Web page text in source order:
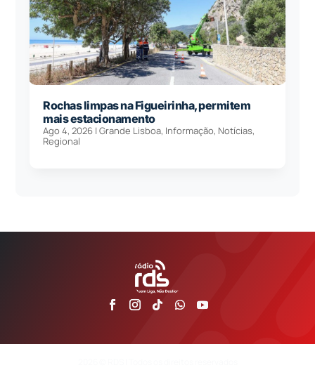
Rochas limpas na Figueirinha, permitem
mais estacionamento
Ago 4, 2026 |Grande Lisboa, Informação, Notícias,
Regional